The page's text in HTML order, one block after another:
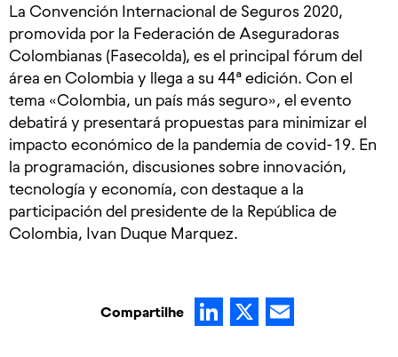
La Convención Internacional de Seguros 2020,
promovida por la Federación de Aseguradoras
Colombianas (Fasecolda), es el principal fórum del
área en Colombia y llega a su 44ª edición. Con el
tema «Colombia, un país más seguro», el evento
debatirá y presentará propuestas para minimizar el
impacto económico de la pandemia de covid-19. En
la programación, discusiones sobre innovación,
tecnología y economía, con destaque a la
participación del presidente de la República de
Colombia, Ivan Duque Marquez.
Compartilhe LinkedIn
X